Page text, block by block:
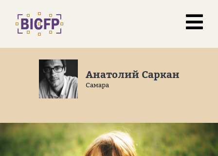
Анатолий Саркан
Самара